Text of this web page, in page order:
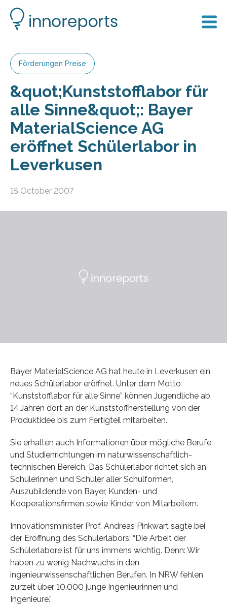
Förderungen Preise
&quot;Kunststofflabor für
alle Sinne&quot;: Bayer
MaterialScience AG
eröffnet Schülerlabor in
Leverkusen
15 October 2007
Bayer MaterialScience AG hat heute in Leverkusen ein
neues Schülerlabor eröffnet. Unter dem Motto
“Kunststofflabor für alle Sinne” können Jugendliche ab
14 Jahren dort an der Kunststoffherstellung von der
Produktidee bis zum Fertigteil mitarbeiten.
Sie erhalten auch Informationen über mögliche Berufe
und Studienrichtungen im naturwissenschaftlich-
technischen Bereich. Das Schülerlabor richtet sich an
Schülerinnen und Schüler aller Schulformen,
Auszubildende von Bayer, Kunden- und
Kooperationsfirmen sowie Kinder von Mitarbeitern.
Innovationsminister Prof. Andreas Pinkwart sagte bei
der Eröffnung des Schülerlabors: “Die Arbeit der
Schülerlabore ist für uns immens wichtig. Denn: Wir
haben zu wenig Nachwuchs in den
ingenieurwissenschaftlichen Berufen. In NRW fehlen
zurzeit über 10.000 junge Ingenieurinnen und
Ingenieure.”